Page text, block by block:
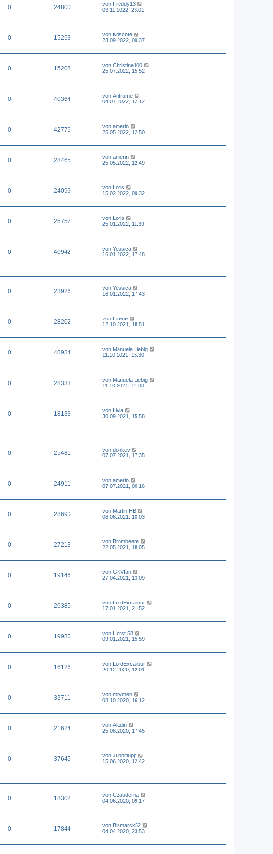
0 24800 von Freddy13
03.11.2022, 23:01
0 15253 von Koschte
23.09.2022, 09:37
0 15208 von Christine100
25.07.2022, 15:52
0 40364 von Antrume
04.07.2022, 12:12
0 42776 von amerin
25.05.2022, 12:50
0 28465 von amerin
25.05.2022, 12:49
0 24099 von Loris
15.02.2022, 09:32
0 25757 von Loris
25.01.2022, 11:39
0 40942 von Yessica
16.01.2022, 17:48
0 23926 von Yessica
16.01.2022, 17:43
0 28202 von Eirene
12.10.2021, 18:51
0 48934 von Manuela Liebig
11.10.2021, 15:30
0 28333 von Manuela Liebig
11.10.2021, 14:08
0 18133 von Livia
30.09.2021, 15:58
0 25481 von donkey
07.07.2021, 17:35
0 24911 von amerin
07.07.2021, 00:16
0 28690 von Martin HB
08.06.2021, 10:03
0 27213 von Brombeere
22.05.2021, 18:05
0 19146 von GKVfan
27.04.2021, 13:09
0 26385 von LordExcalibur
17.01.2021, 21:52
0 19936 von Horst 58
09.01.2021, 15:59
0 16126 von LordExcalibur
20.12.2020, 12:01
0 33711 von mrymen
08.10.2020, 16:12
0 21624 von Aladin
25.06.2020, 17:45
0 37645 von Juppiflupp
15.06.2020, 12:42
0 18302 von Czauderna
04.06.2020, 09:17
0 17844 von Bismarck52
04.04.2020, 23:53